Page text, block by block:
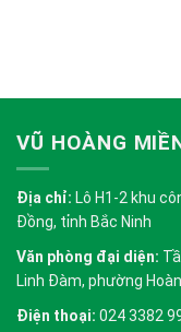
VŨ HOÀNG
Địa chỉ: Lô H1-2 khu
Đồng, tỉnh Bắc Ninh
Văn phòng đại diện:
Linh Đàm, phường
Điện thoại: 024 3382